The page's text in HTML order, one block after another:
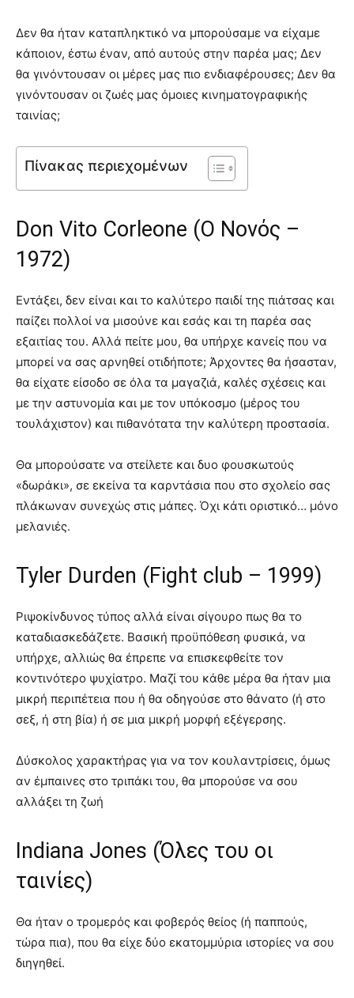
Δεν θα ήταν καταπληκτικό να μπορούσαμε να είχαμε
κάποιον, έστω έναν, από αυτούς στην παρέα μας; Δεν
θα γινόντουσαν οι μέρες μας πιο ενδιαφέρουσες; Δεν θα
γινόντουσαν οι ζωές μας όμοιες κινηματογραφικής
ταινίας;
Πίνακας περιεχομένων
Don Vito Corleone (Ο Νονός –
1972)
Εντάξει, δεν είναι και το καλύτερο παιδί της πιάτσας και
παίζει πολλοί να μισούνε και εσάς και τη παρέα σας
εξαιτίας του. Αλλά πείτε μου, θα υπήρχε κανείς που να
μπορεί να σας αρνηθεί οτιδήποτε; Άρχοντες θα ήσασταν,
θα είχατε είσοδο σε όλα τα μαγαζιά, καλές σχέσεις και
με την αστυνομία και με τον υπόκοσμο (μέρος του
τουλάχιστον) και πιθανότατα την καλύτερη προστασία.
Θα μπορούσατε να στείλετε και δυο φουσκωτούς
«δωράκι», σε εκείνα τα καρντάσια που στο σχολείο σας
πλάκωναν συνεχώς στις μάπες. Όχι κάτι οριστικό… μόνο
μελανιές.
Tyler Durden (Fight club – 1999)
Ριψοκίνδυνος τύπος αλλά είναι σίγουρο πως θα το
καταδιασκεδάζετε. Βασική προϋπόθεση φυσικά, να
υπήρχε, αλλιώς θα έπρεπε να επισκεφθείτε τον
κοντινότερο ψυχίατρο. Μαζί του κάθε μέρα θα ήταν μια
μικρή περιπέτεια που ή θα οδηγούσε στο θάνατο (ή στο
σεξ, ή στη βία) ή σε μια μικρή μορφή εξέγερσης.
Δύσκολος χαρακτήρας για να τον κουλαντρίσεις, όμως
αν έμπαινες στο τριπάκι του, θα μπορούσε να σου
αλλάξει τη ζωή
Indiana Jones (Όλες του οι
ταινίες)
Θα ήταν ο τρομερός και φοβερός θείος (ή παππούς,
τώρα πια), που θα είχε δύο εκατομμύρια ιστορίες να σου
διηγηθεί.